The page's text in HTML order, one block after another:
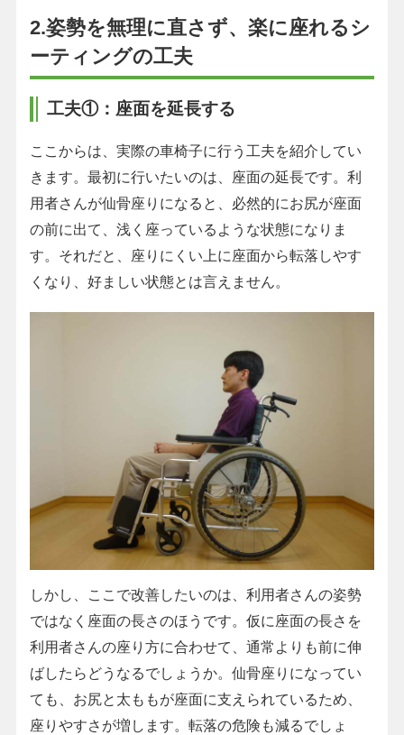
2.姿勢を無理に直さず、楽に座れるシ
ーティングの工夫
工夫①：座面を延長する
ここからは、実際の車椅子に行う工夫を紹介してい
きます。最初に行いたいのは、座面の延長です。利
用者さんが仙骨座りになると、必然的にお尻が座面
の前に出て、浅く座っているような状態になりま
す。それだと、座りにくい上に座面から転落しやす
くなり、好ましい状態とは言えません。
しかし、ここで改善したいのは、利用者さんの姿勢
ではなく座面の長さのほうです。仮に座面の長さを
利用者さんの座り方に合わせて、通常よりも前に伸
ばしたらどうなるでしょうか。仙骨座りになってい
ても、お尻と太ももが座面に支えられているため、
座りやすさが増します。転落の危険も減るでしょ